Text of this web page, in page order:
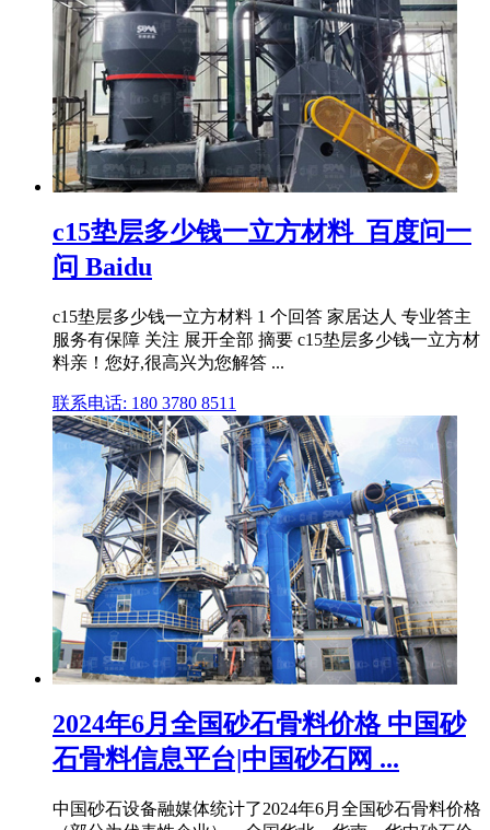
c15垫层多少钱一立方材料_百度问一
问 Baidu
c15垫层多少钱一立方材料 1 个回答 家居达人 专业答主
服务有保障 关注 展开全部 摘要 c15垫层多少钱一立方材
料亲！您好,很高兴为您解答 ...
联系电话: 180 3780 8511
2024年6月全国砂石骨料价格 中国砂
石骨料信息平台|中国砂石网 ...
中国砂石设备融媒体统计了2024年6月全国砂石骨料价格